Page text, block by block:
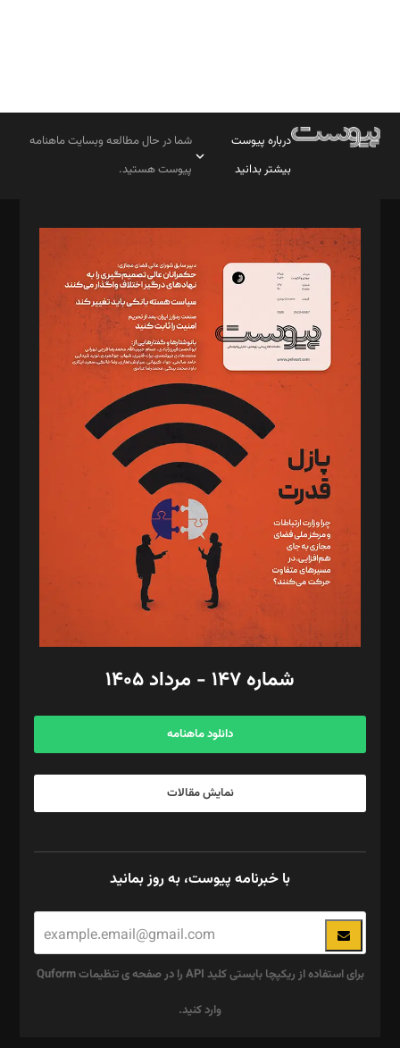
درباره پیوست
بیشتر بدانید
شما در حال مطالعه وبسایت ماهنامه
پیوست هستید.
مدیر مسئول: محمدباقر اثنی‌عشری
سردبیر: مهرک محمودی
دبیر تحریریه: میثم قاسمی
د‌بیر ناداستان: سمانه سمیع
د‌بیر خدمت و تجارت: ابوالفضل رجبی
د‌بیر حقوق فناوری: حسام‌الدین ایپکچی
د‌بیر پیوست جهان: مینا پاکدل
د‌بیر تحریریه آنلاین: بابک نقاش
تحریریه‌: مجتبی محمود‌ی، آرش برهمند، یسنا امان‌پور، سروش کرمیان،
مصطفی مسجدی آرانی، ابوالفضل رجبی، زهرا فکرانه، فائزه فتحی
رستمی،مصطفی باستان
ویرایش: نگار استاد‌‌آقا
طراح یونیفرم: مجید توکلی
فیلمبرداری و عکاسی: امیر شفیعی، مانی لطفی زاده
گرافیک و صفحه‌آرایی: سید‌سبحان‌علی ثابت
مد‌یر توسعه تجاری: کامبیز برید‌
امور مالی: شاپور رهبری، محمد‌ کاظمی‌نیا
آگهی و مشترکین: ۰۹۱۹۹۹۹۰۴۵۴
شماره ۱۴۷ - مرداد ۱۴۰۵
دانلود ماهنامه
نمایش مقالات
با خبرنامه پیوست، به روز بمانید
برای استفاده از ریکپچا بایستی کلید API را در صفحه ی تنظیمات Quform
وارد کنید.